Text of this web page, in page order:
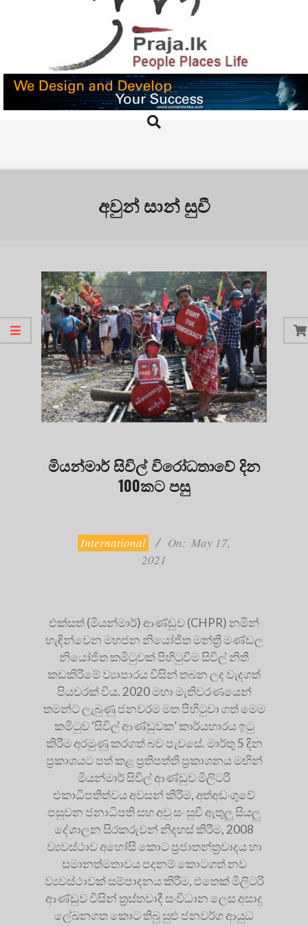
PRAJA.LK
Search
අවුන් සාන් සුචී
මියන්මාර් සිවිල් විරෝධතාවේ දින
100කට පසු
International On: May 17,
2021
එක්සත් (මියන්මාර්) ආණ්ඩුව (CHPR) නමින්
හැඳින්වෙන මහජන නියෝජිත මන්ත්‍රී මණ්ඩල
නියෝජිත කමිටුවක් පිහිටුවීම සිවිල් නිතී
කඩකිරීමේ ව්‍යාපාරය විසින් තබන ලද වැදගත්
පියවරක් විය. 2020 මහා මැතිවරණයෙන්
තමන්ට ලැබුණු ජනවරම මත පිහිටුවා ගත් මෙම
කමිටුව ‘සිවිල් ආණ්ඩුවක’ කාර්යභාරය ඉටු
කිරීම අරමුණු කරගත් බව පැවසේ. මාර්තු 5 දින
ප්‍රකාශයට පත් කළ ප්‍රතිපත්ති ප්‍රකාශනය මඟින්
මියන්මාර් සිවිල් ආණ්ඩුව මිලිටරි
එකාධිපතිත්වය අවසන් කිරීම, අත්අඩංගුවේ
පසුවන ජනාධිපති සහ අවු සං සුචී ඇතුලු සියලු
දේශාලන සිරකරුවන් නිදහස් කිරීම, 2008
ව්‍යවස්ථාව අහෝසි කොට ප්‍රජාතන්ත්‍රවාදය හා
සමානත්මතාවය පදනම් කොටගත් නව
ව්‍යවස්ථාවක් සම්පාදනය කිරීම, එතෙක් මිලිටරි
ආණ්ඩුව විසින් ත්‍රස්තවාදී සංවිධාන ලෙස අසාදු
ලේඛනගත කොට තිබු සුළු ජනවර්ග ආයුධ